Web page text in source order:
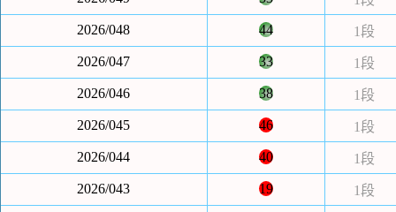
2026/048
44
1段
2026/047
33
1段
2026/046
38
1段
2026/045
46
1段
2026/044
40
1段
2026/043
19
1段